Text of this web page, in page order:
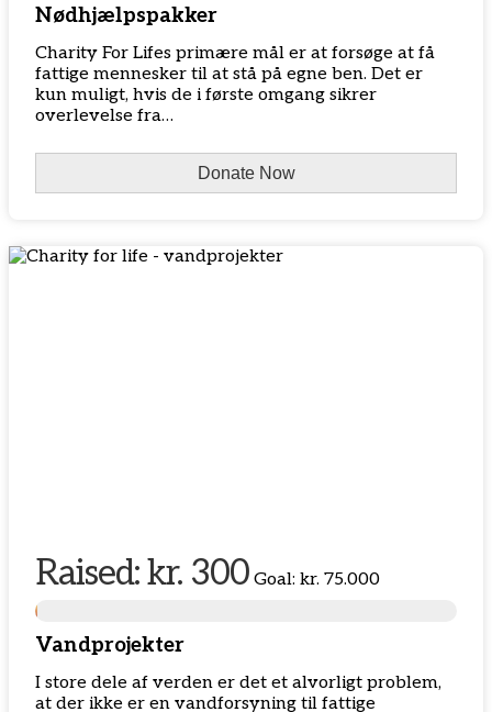
Nødhjælpspakker
Charity For Lifes primære mål er at forsøge at få
fattige mennesker til at stå på egne ben. Det er
kun muligt, hvis de i første omgang sikrer
overlevelse fra…
Donate Now
Raised:kr. 300 Goal: kr. 75.000
Vandprojekter
I store dele af verden er det et alvorligt problem,
at der ikke er en vandforsyning til fattige